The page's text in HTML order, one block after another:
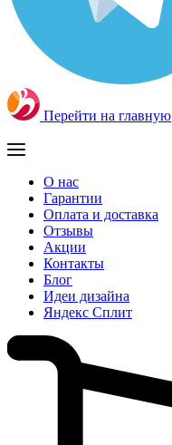
Перейти на главную
О нас
Гарантии
Оплата и доставка
Отзывы
Акции
Контакты
Блог
Идеи дизайна
Яндекс Сплит